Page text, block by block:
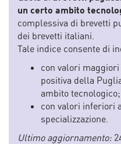
un certo ambito
complessiva di brevetti
dei brevetti italiani.
Tale indice consente di
con valori
positiva della
ambito tecnologico;
con valori inferiori
specializzazione.
Ultimo aggiornamento: